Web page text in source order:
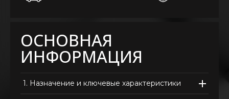
ОСНОВНАЯ
ИНФОРМАЦИЯ
1. Назначение и ключевые характеристики